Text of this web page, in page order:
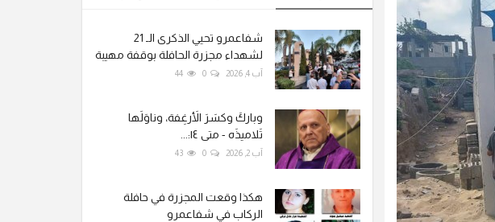
شفاعمرو تحيي الذكرى الـ 21
لشهداء مجزرة الحافلة بوقفة مهيبة
آب 4, 2026 0
44
وباركَ وكسَرَ الأَرغِفة، وناوَلَها
تَلاميذَه - متى ١٤:...
آب 2, 2026 0
43
هكذا وقعت المجزرة في حافلة
الركاب في شفاعمرو